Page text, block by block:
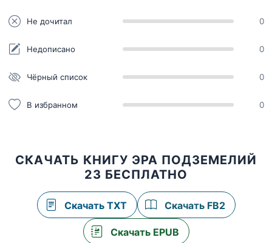
Не дочитал 0
Недописано 0
Чёрный список 0
В избранном 0
СКАЧАТЬ КНИГУ ЭРА ПОДЗЕМЕЛИЙ
23 БЕСПЛАТНО
Скачать TXT Скачать FB2
Скачать EPUB